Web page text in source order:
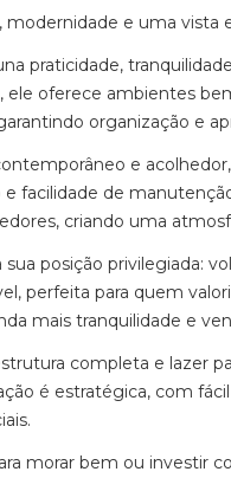
e uma vista
praticidade,
ele oferece ambientes
organização e
e
facilidade de
criando uma
posição privilegiada:
perfeita para quem
mais tranquilidade e
completa e lazer
é estratégica, com
morar bem ou investir